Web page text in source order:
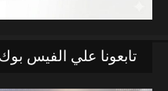
تابعونا علي الفيس بوك